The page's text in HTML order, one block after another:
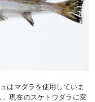
はマダラを使用していま
現在のスケトウダラに変